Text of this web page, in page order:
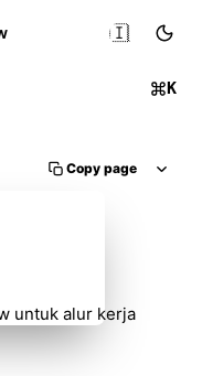
K
🇮🇩
Copy page
untuk alur kerja